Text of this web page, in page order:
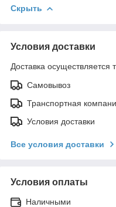
Скрыть
Условия доставки
Доставка осуществляется
Самовывоз
Транспортная
Условия доставки
Все условия доставки
Условия оплаты
Наличными